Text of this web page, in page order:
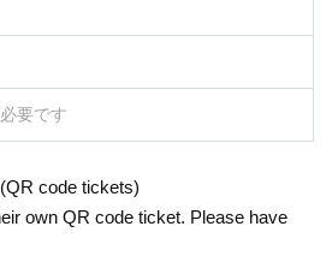
要です
code tickets)
own QR code ticket. Please have